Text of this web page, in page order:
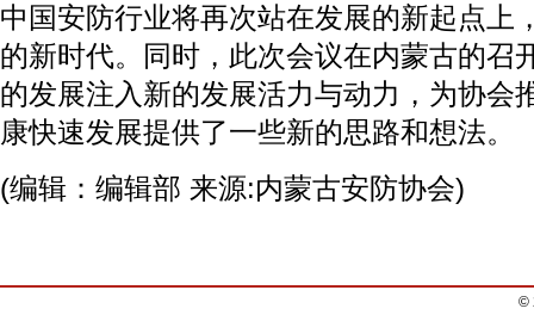
中国安防行业将再次站在发展的新起点上
的新时代。同时，此次会议在内蒙古的召
的发展注入新的发展活力与动力，为协会
康快速发展提供了一些新的思路和想法。
(编辑：编辑部 来源:内蒙古安防协会)
©